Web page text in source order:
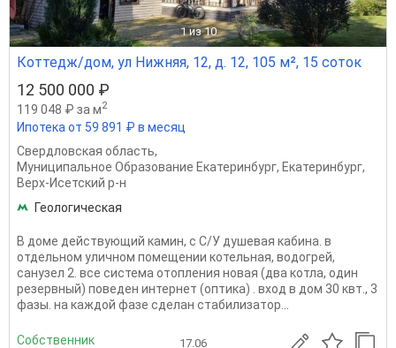
1 из 10
Коттедж/дом, ул Нижняя, 12, д. 12, 105 м², 15 соток
12 500 000 ₽
119 048 ₽ за м2
Ипотека от 59 891 ₽ в месяц
Свердловская область,
Муниципальное Образование Екатеринбург, Екатеринбург,
Верх-Исетский р-н
Геологическая
В доме действующий камин, с С/У душевая кабина. в
отдельном уличном помещении котельная, водогрей,
санузел 2. все система отопления новая (два котла, один
резервный) поведен интернет (оптика) . вход в дом 30 квт., 3
фазы. на каждой фазе сделан стабилизатор...
Собственник 17.06